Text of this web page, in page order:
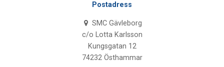
Postadress
SMC Gävleborg
c/o Lotta Karlsson
Kungsgatan 12
74232 Östhammar